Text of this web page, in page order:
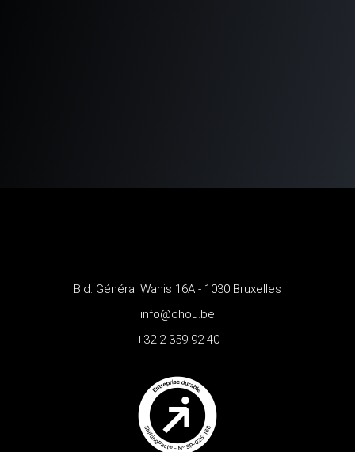
Bld. Général Wahis 16A - 1030 Bruxelles
info@chou.be
+32 2 359 92 40